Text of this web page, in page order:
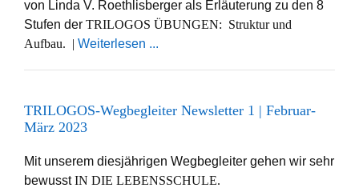
von Linda V. Roethlisberger als Erläuterung zu den 8
Stufen der TRILOGOS ÜBUNGEN: Struktur und
Aufbau. | Weiterlesen ...
TRILOGOS-Wegbegleiter Newsletter 1 | Februar-
März 2023
Mit unserem diesjährigen Wegbegleiter gehen wir sehr
bewusstIN DIE LEBENSSCHULE.